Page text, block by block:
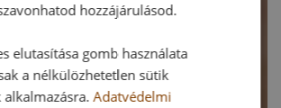
hozzájárulásod.
elutasítása gomb használata
a nélkülözhetetlen sütik
alkalmazásra.Adatvédelmi